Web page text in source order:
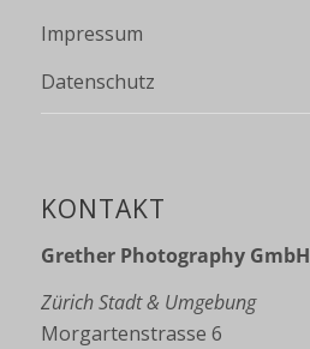
Impressum
Datenschutz
KONTAKT
Grether Photography GmbH
Zürich Stadt & Umgebung
Morgartenstrasse 6